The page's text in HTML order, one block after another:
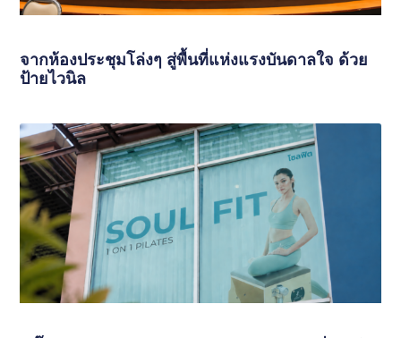
จากห้องประชุมโล่งๆ สู่พื้นที่แห่งแรงบันดาลใจ ด้วย
ป้ายไวนิล